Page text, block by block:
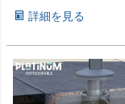
詳細を見る